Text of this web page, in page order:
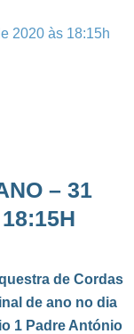
2020 às 18:15h
– 31
de Cordas
de ano no dia
1 Padre António